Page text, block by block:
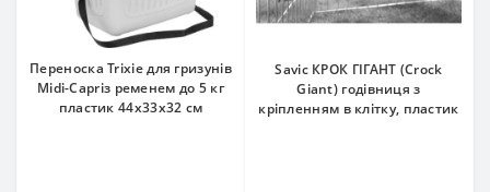
Переноска Trixie для гризунів
Midi-Capriз ременем до 5 кг
пластик 44x33x32 см
Savic КРОК ГІГАНТ (Crock
Giant) годівниця з
кріпленням в клітку, пластик